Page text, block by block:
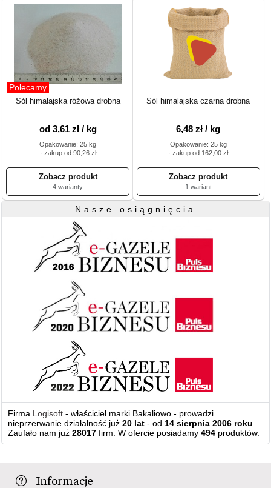
Polecamy
Sól himalajska różowa drobna
od 3,61 zł / kg
Opakowanie: 25 kg
· zakup od 90,26 zł
4 warianty
Sól himalajska czarna drobna
6,48 zł / kg
Opakowanie: 25 kg
· zakup od 162,00 zł
1 wariant
Nasze osiągnięcia
Firma Logisoft - właściciel marki Bakaliowo - prowadzi
nieprzerwanie działalność już20 lat - od 14 sierpnia 2006 roku
Zaufało nam już28017 firm. W ofercie posiadamy494 produktów.
Informacje